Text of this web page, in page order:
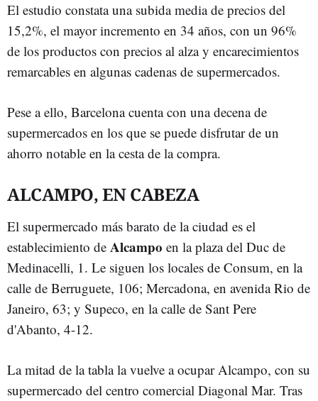
El estudio constata una subida media de precios del
15,2%, el mayor incremento en 34 años, con un 96%
de los productos con precios al alza y encarecimientos
remarcables en algunas cadenas de supermercados.
Pese a ello, Barcelona cuenta con una decena de
supermercados en los que se puede disfrutar de un
ahorro notable en la cesta de la compra.
ALCAMPO, EN CABEZA
El supermercado más barato de la ciudad es el
establecimiento de Alcampo en la plaza del Duc de
Medinacelli, 1. Le siguen los locales de Consum, en la
calle de Berruguete, 106; Mercadona, en avenida Rio de
Janeiro, 63; y Supeco, en la calle de Sant Pere
d'Abanto, 4-12.
La mitad de la tabla la vuelve a ocupar Alcampo, con su
supermercado del centro comercial Diagonal Mar. Tras